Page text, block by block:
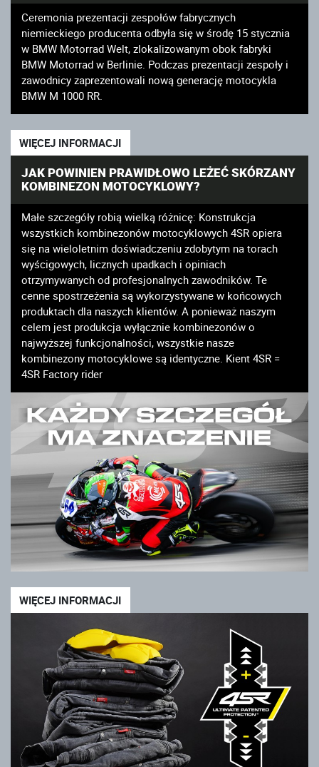
Ceremonia prezentacji zespołów fabrycznych
niemieckiego producenta odbyła się w środę 15 stycznia
w BMW Motorrad Welt, zlokalizowanym obok fabryki
BMW Motorrad w Berlinie. Podczas prezentacji zespoły i
zawodnicy zaprezentowali nową generację motocykla
BMW M 1000 RR.
WIĘCEJ INFORMACJI
JAK POWINIEN PRAWIDŁOWO LEŻEĆ SKÓRZANY
KOMBINEZON MOTOCYKLOWY?
Małe szczegóły robią wielką różnicę: Konstrukcja
wszystkich kombinezonów motocyklowych 4SR opiera
się na wieloletnim doświadczeniu zdobytym na torach
wyścigowych, licznych upadkach i opiniach
otrzymywanych od profesjonalnych zawodników. Te
cenne spostrzeżenia są wykorzystywane w końcowych
produktach dla naszych klientów. A ponieważ naszym
celem jest produkcja wyłącznie kombinezonów o
najwyższej funkcjonalności, wszystkie nasze
kombinezony motocyklowe są identyczne. Kient 4SR =
4SR Factory rider
WIĘCEJ INFORMACJI